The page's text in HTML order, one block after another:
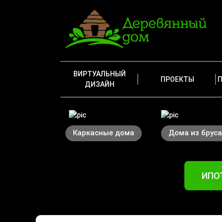
ВИРТУАЛЬНЫЙ
ДИЗАЙН
ПРОЕКТЫ
Каркасные дома Дома из бруса